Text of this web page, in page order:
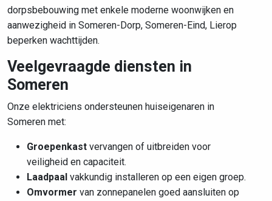
dorpsbebouwing met enkele moderne woonwijken en
aanwezigheid in Someren-Dorp, Someren-Eind, Lierop
beperken wachttijden.
Veelgevraagde diensten in
Someren
Onze elektriciens ondersteunen huiseigenaren in
Someren met:
Groepenkast vervangen of uitbreiden voor
veiligheid en capaciteit.
Laadpaal vakkundig installeren op een eigen groep.
Omvormer van zonnepanelen goed aansluiten op